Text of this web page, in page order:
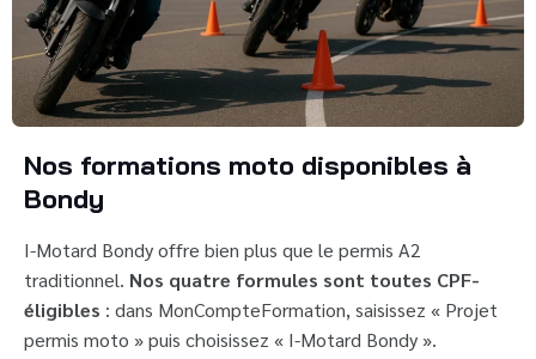
Nos formations moto disponibles à
Bondy
I-Motard Bondy offre bien plus que le permis A2
traditionnel. Nos quatre formules sont toutes CPF-
éligibles : dans MonCompteFormation, saisissez « Projet
permis moto » puis choisissez « I-Motard Bondy ».